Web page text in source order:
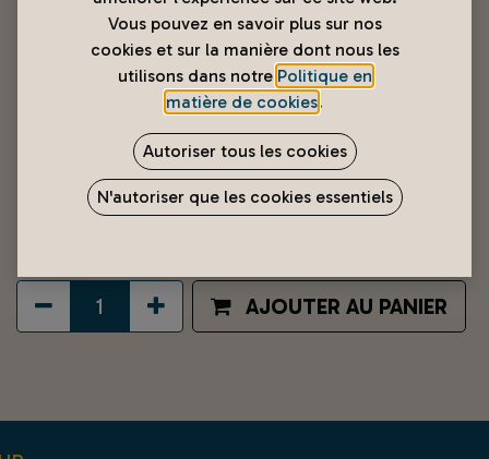
Fauteuil 1 Place fixe en tissu
animée Licorne
AJOUTER AU PANIER
Vous pouvez en savoir plus sur nos
cookies et sur la manière dont nous les
utilisons dans notre Politique en
matière de cookies.
Autoriser tous les cookies
N'autoriser que les cookies essentiels